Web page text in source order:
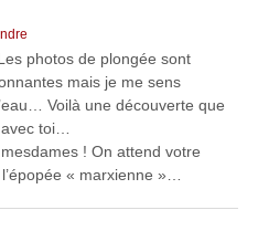
photos de plongée sont
mais je me sens
Voilà une découverte que
toi…
! On attend votre
« marxienne »…